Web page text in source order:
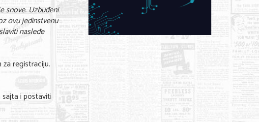
snove. Uzbuđeni
ovu jedinstvenu
nasleđe
registraciju.
i postaviti